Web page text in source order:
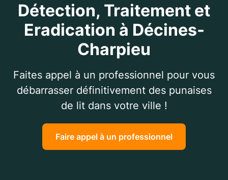
Détection, Traitement et
Eradication à Décines-
Charpieu
Faites appel à un professionnel pour vous
débarrasser définitivement des punaises
de lit dans votre ville !
Faire appel à un professionnel